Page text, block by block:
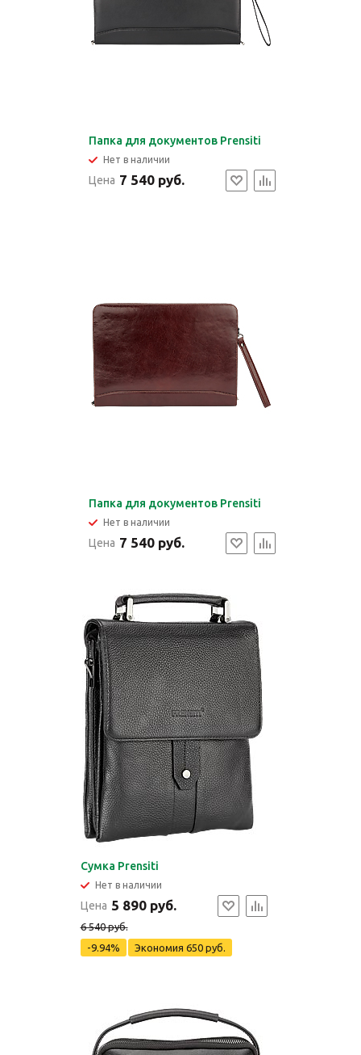
Папка для документов Prensiti
Нет в наличии
Цена 7 540 руб.
Папка для документов Prensiti
Нет в наличии
Цена 7 540 руб.
Сумка Prensiti
Нет в наличии
Цена 5 890 руб.
6 540 руб.
-9.94%
Экономия 650 руб.